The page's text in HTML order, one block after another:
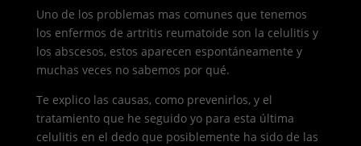
Uno de los problemas mas comunes que tenemos
los enfermos de artritis reumatoide son la celulitis y
los abscesos, estos aparecen espontáneamente y
muchas veces no sabemos por qué.
Te explico las causas, como prevenirlos, y el
tratamiento que he seguido yo para esta última
celulitis en el dedo que posiblemente ha sido de las